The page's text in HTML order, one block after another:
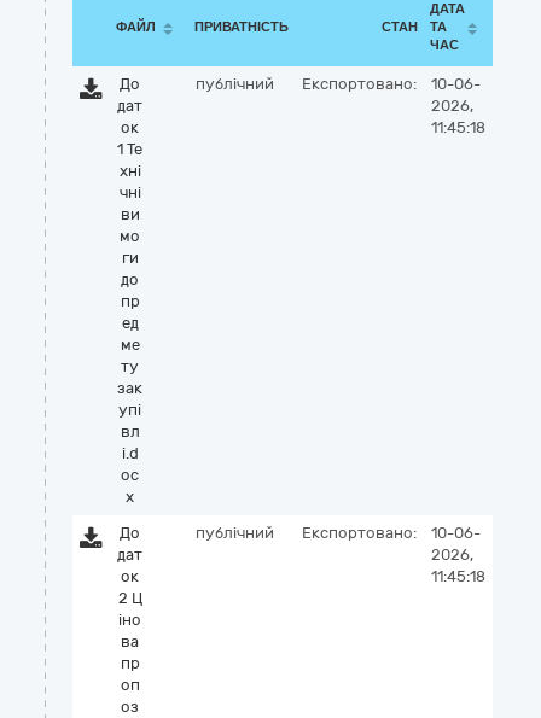
ФАЙЛ ПРИВАТНІСТЬ СТАН
ДАТА
ТА
ЧАС
До
дат
ок
1 Те
хні
чні
ви
мо
ги
до
пр
ед
ме
ту
зак
упі
вл
і.d
oc
x
публічний Експортовано:
10-06-
2026,
11:45:18
До
дат
ок
2 Ц
іно
ва
пр
оп
оз
публічний Експортовано:
10-06-
2026,
11:45:18